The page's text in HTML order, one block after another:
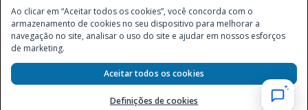
Este site é operado pela Ventmear Brasil LTDA (CNPJ 52.868.380/0001-84), com
endereço na Avenida Brigadeiro Faria Lima, nº 4.055, 3º andar, Itaim Bibi, no
Município de São Paulo, Estado de São Paulo, CEP 04538-133, Brasil - empresa
autorizada a operar apostas de quota fixa em todo território nacional pela
Secretaria de Prêmios e Apostas do Ministério da Fazenda, conforme Portaria nº
247, de 07.02.2025, publicada no DOU em 11.2.2025.
Ao clicar em “Aceitar todos os cookies”, você concorda com o
armazenamento de cookies no seu dispositivo para melhorar a
navegação no site, analisar o uso do site e ajudar em nossos esforços
de marketing.
Definições de cookies
Aceitar todos os cookies